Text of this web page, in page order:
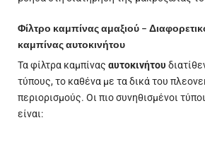
Φίλτρο καμπίνας αμαξιού –
καμπίνας αυτοκινήτου
Τα φίλτρα καμπίνας αυτοκινήτου
τύπους, το καθένα με τα δικά του
περιορισμούς. Οι πιο συνηθισμένοι
είναι: